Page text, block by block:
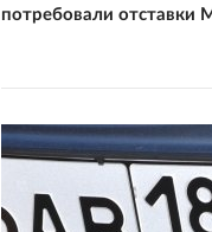
потребовали отставки